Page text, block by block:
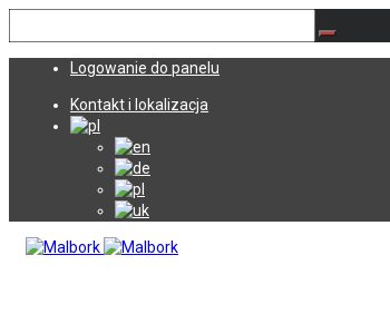
Logowanie do panelu
Kontakt i lokalizacja